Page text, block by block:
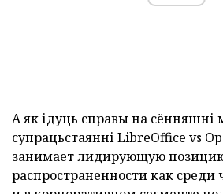
А як ідуць справы на сённяшні
супрацьстаянні LibreOffice vs
занимает лидирующую
распространенности как среди